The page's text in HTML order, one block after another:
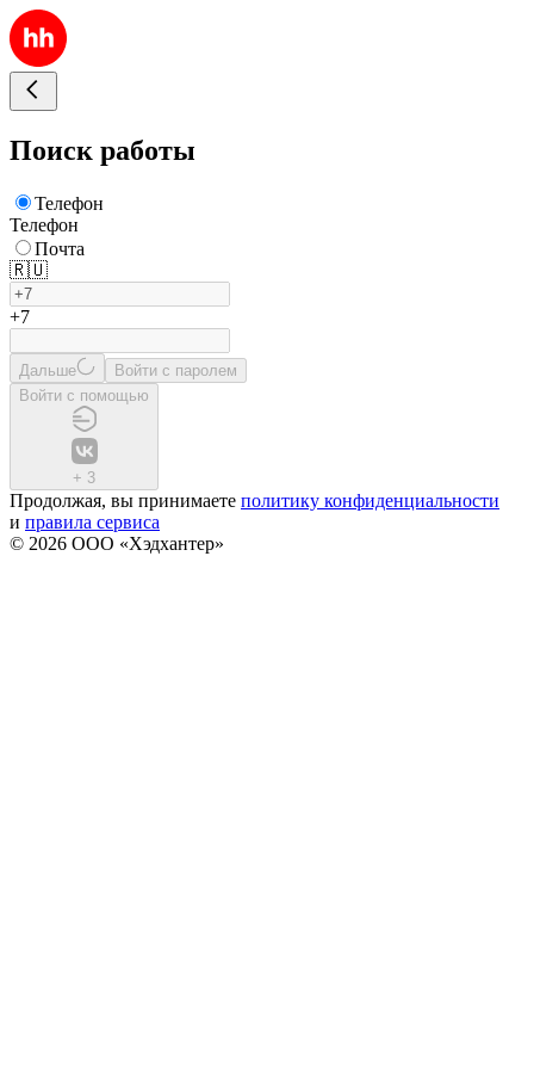
Поиск работы
Телефон
Телефон
Почта
🇷🇺
+7
Дальше
Войти с паролем
Войти с помощью
+ 3
Продолжая, вы принимаете политику конфиденциальности
и правила сервиса
© 2026 ООО «Хэдхантер»